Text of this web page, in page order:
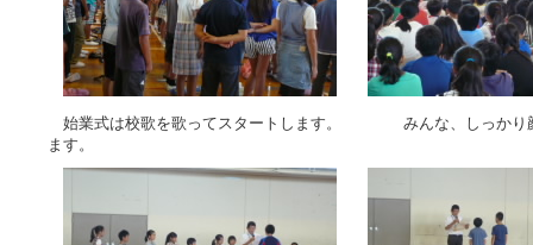
始業式は校歌を歌ってスタートします。 みんな、しっかり
ます。